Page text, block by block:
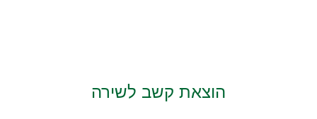
הוצאת קשב לשירה